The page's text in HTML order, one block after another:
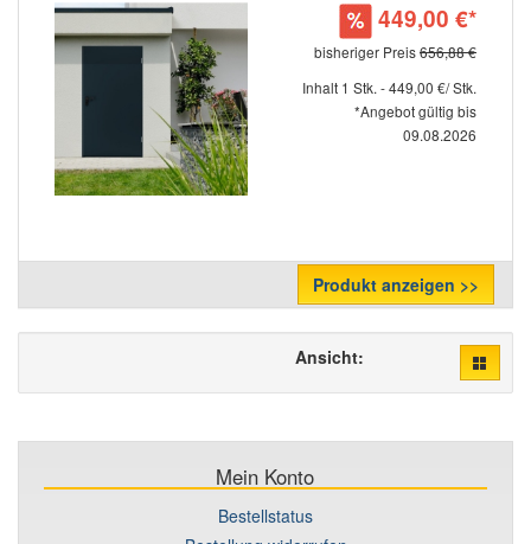
449,00 €*
bisheriger Preis656,88 €
Inhalt 1 Stk. - 449,00 €/ Stk.
*Angebot gültig bis
09.08.2026
Produkt anzeigen >>
Ansicht:
Mein Konto
Bestellstatus